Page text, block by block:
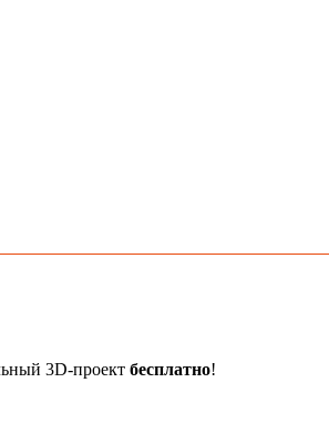
3D-проект бесплатно!